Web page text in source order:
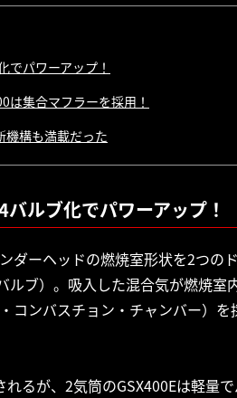
でパワーアップ！
は集合マフラーを採用！
機構も満載だった
ルブ化でパワーアップ！
ダーヘッドの燃焼室形状を2つの
ルブ）。吸入した混合気が燃焼室
コンバスチョン・チャンバー）
るが、2気筒のGSX400Eは軽量